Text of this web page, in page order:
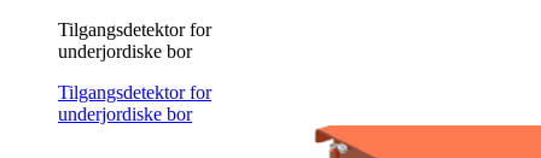
Tilgangsdetektor for
underjordiske bor
Tilgangsdetektor for
underjordiske bor